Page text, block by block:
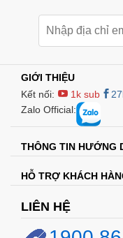
cháy
GIỚI THIỆU
Kết nối:
1k sub
Zalo Official:
THÔNG TIN HƯỚNG
HỖ TRỢ KHÁCH
LIÊN HỆ